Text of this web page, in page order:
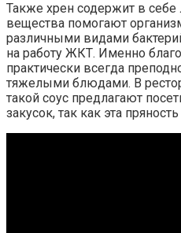
Также хрен содержит в
вещества помогают
различными видами
на работу ЖКТ. Именно
практически всегда
тяжелыми блюдами. В
такой соус предлагают
закусок, так как эта